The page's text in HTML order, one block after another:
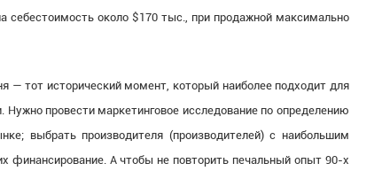
около $170 тыс., при продажной максимально
— тот исторический момент, который наиболее подходит для
Нужно провести маркетинговое исследование по определению
выбрать производителя (производителей) с наибольшим
финансирование. А чтобы не повторить печальный опыт 90-х